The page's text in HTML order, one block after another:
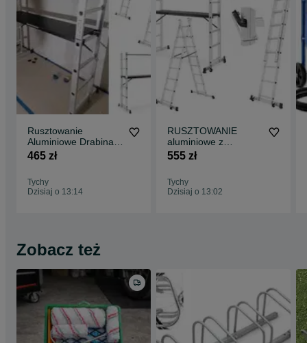
Rusztowanie
Aluminiowe Drabina
3w1 Podest 2x6
465 zł
Tychy
Dzisiaj o 13:14
RUSZTOWANIE
aluminiowe z
podestem 2 x 8
555 zł
Tychy
Dzisiaj o 13:02
Zobacz też